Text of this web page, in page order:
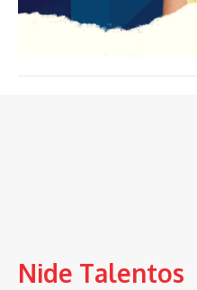
Nide Talentos